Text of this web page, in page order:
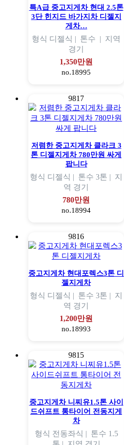
특A급 중고지게차 현대 2.5톤
3단 힌지드 바가지차 디젤지
게차…
형식 디젤식 | 톤수 | 지역
경기
1,350만원
no.18995
9817
저렴한 중고지게차 클라크 3
톤 디젤지게차 780만원 싸게
팝니다
형식 디젤식 | 톤수 3톤 | 지
역 경기
780만원
no.18994
9816
중고지게차 현대포렉스3톤 디
젤지게차
형식 디젤식 | 톤수 3톤 | 지
역 경기
1,200만원
no.18993
9815
중고지게차 니찌유1.5톤 사이
드쉬프트 통타이어 전동지게
차
형식 전동좌식 | 톤수 1.5